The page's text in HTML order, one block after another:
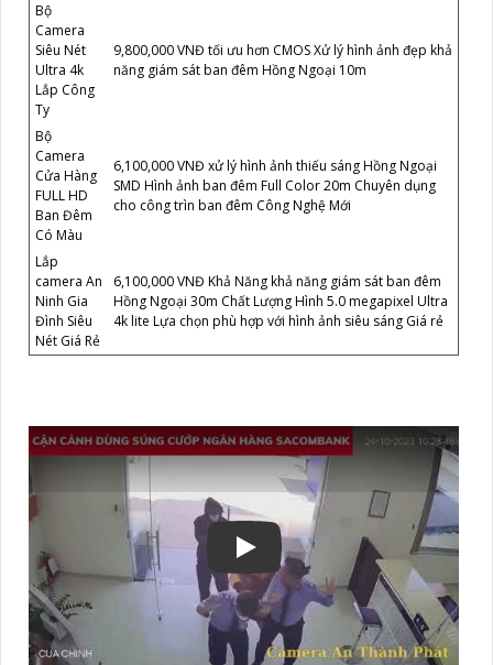
Bộ
Camera
Siêu Nét
Ultra 4k
Lắp Công
Ty
9,800,000 VNĐ tối ưu hơn CMOS Xử lý hình ảnh đẹp khả
năng giám sát ban đêm Hồng Ngoại 10m
Bộ
Camera
Cửa Hàng
FULL HD
Ban Đêm
Có Màu
6,100,000 VNĐ xử lý hình ảnh thiếu sáng Hồng Ngoại
SMD Hình ảnh ban đêm Full Color 20m Chuyên dụng
cho công trìn ban đêm Công Nghệ Mới
Lắp
camera An
Ninh Gia
Đình Siêu
Nét Giá Rẻ
6,100,000 VNĐ Khả Năng khả năng giám sát ban đêm
Hồng Ngoại 30m Chất Lượng Hình 5.0 megapixel Ultra
4k lite Lựa chọn phù hợp với hình ảnh siêu sáng Giá rẻ